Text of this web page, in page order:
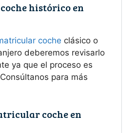
histórico en
coche clásico o
deberemos revisarlo
ya que el proceso es
para más
coche en